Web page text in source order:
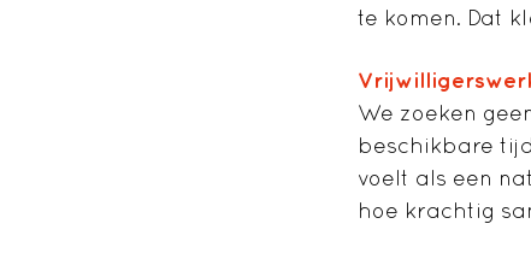
te komen. Dat
We zoeken
beschikbare
voelt als een
hoe krachtig